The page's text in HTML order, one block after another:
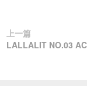
上一篇
LALLALIT NO.03